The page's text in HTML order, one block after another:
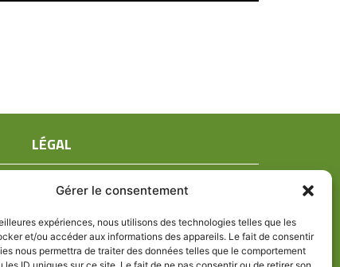
Gérer le consentement
expériences, nous utilisons des technologies telles que les
et/ou accéder aux informations des appareils. Le fait de consentir
nous permettra de traiter des données telles que le comportement
LÉGAL
Mentions légales
Politique de confidentialité
Politique de cookies (UE)